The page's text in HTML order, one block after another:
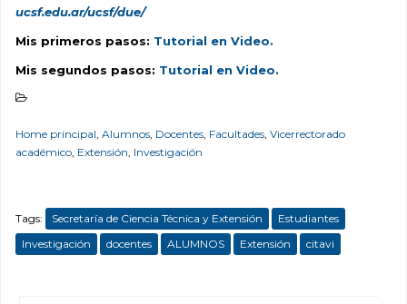
ucsf.edu.ar/ucsf/due/
Mis primeros pasos: Tutorial en Video.
Mis segundos pasos: Tutorial en Video.
Home principal, Alumnos, Docentes, Facultades, Vicerrectorado
académico, Extensión, Investigación
Tags: Secretaría de Ciencia Técnica y Extensión
Estudiantes
Investigación
docentes ALUMNOS Extensión citavi